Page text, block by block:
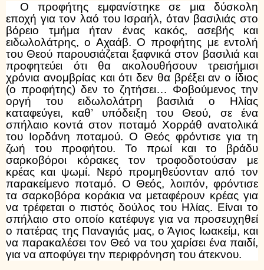
Ο προφήτης εμφανίστηκε σε μια δύσκολη
εποχή για τον λαό του Ισραήλ, όταν βασιλιάς στο
βόρειο τμήμα ήταν ένας κακός, ασεβής και
ειδωλολάτρης, ο Αχαάβ. Ο προφήτης με εντολή
του Θεού παρουσιάζεται ξαφνικά στον βασιλιά και
προφητεύει ότι θα ακολουθήσουν τρεισήμισι
χρόνια ανομβρίας και ότι δεν θα βρέξει αν ο ίδιος
(ο προφήτης) δεν το ζητήσει… Φοβούμενος την
οργή του ειδωλολάτρη βασιλιά ο Ηλίας
καταφεύγει, καθ’ υπόδειξη του Θεού, σε ένα
σπήλαιο κοντά στον ποταμό Χορράθ ανατολικά
του Ιορδάνη ποταμού. Ο Θεός φρόντισε για τη
ζωή του προφήτου. Το πρωί και το βράδυ
σαρκοβόροι κόρακες τον τροφοδοτούσαν με
κρέας και ψωμί. Νερό προμηθεύονταν από τον
παρακείμενο ποταμό. Ο Θεός, λοιπόν, φρόντισε
τα σαρκοβόρα κοράκια να μεταφέρουν κρέας για
να τρέφεται ο πιστός δούλος του Ηλίας. Είναι το
σπήλαιο στο οποίο κατέφυγε για να προσευχηθεί
ο πατέρας της Παναγιάς μας, ο Άγιος Ιωακείμ, και
να παρακαλέσει τον Θεό να του χαρίσει ένα παιδί,
για να αποφύγει την περιφρόνηση του άτεκνου.